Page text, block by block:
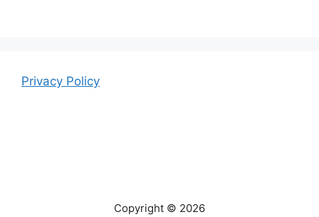
Privacy Policy
Copyright © 2026